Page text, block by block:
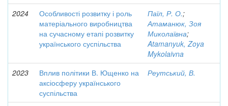
2024
Особливості розвитку і роль
матеріального виробництва
на сучасному етапі розвитку
українського суспільства
Паїл, Р. О.;
Атаманюк, Зоя
Миколаївна;
Atamanyuk, Zoya
Mykolaivna
2023
Вплив політики В. Ющенко на
аксіосферу українського
суспільства
Реутський, В.